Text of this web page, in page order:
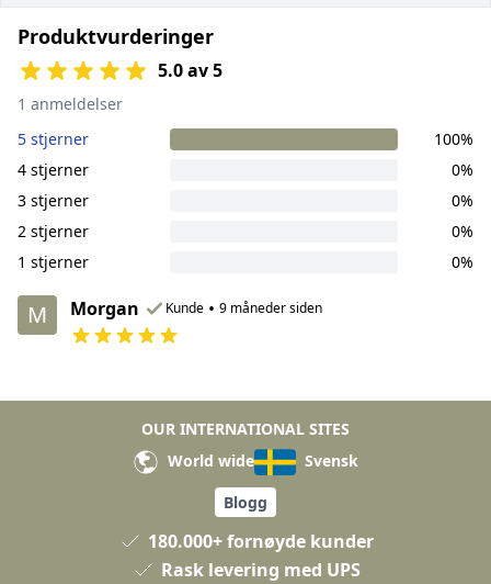
Produktvurderinger
5.0 av 5
1 anmeldelser
5 stjerner
100%
4 stjerner
0%
3 stjerner
0%
2 stjerner
0%
1 stjerner
0%
M Morgan Kunde • 9 måneder siden
OUR INTERNATIONAL SITES
World wide
Svensk
Blogg
180.000+ fornøyde kunder
Rask levering med UPS